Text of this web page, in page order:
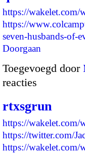
https://
https://
seven-husbands-
Doorgaan
Toegevoegd door
reacties
rtxsgrun
https://
https://twitter.com/
https://